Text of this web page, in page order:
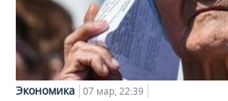
ЭНЕРГЕТИКА
УСЛУГИ
МЕДИА
ТЕЛЕКОММУНИКАЦИИ
ВЫЕЗДНАЯ РЕДАКЦИЯ
БИЗНЕС-БРАНЧИ
ONLINE-КОНФЕРЕНЦИИ
НОВОСТИ СПОРТА
ФУТБОЛ
ХОККЕЙ
ОБЩЕСТВО
НОВОСТИ ОБЩЕСТВА
ВЛАСТЬ
ФОТОГАЛЕРЕЯ
СЮЖЕТЫ
Экономика 07 мар, 22:39